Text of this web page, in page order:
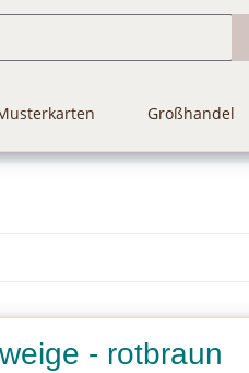
Großhandel
- rotbraun